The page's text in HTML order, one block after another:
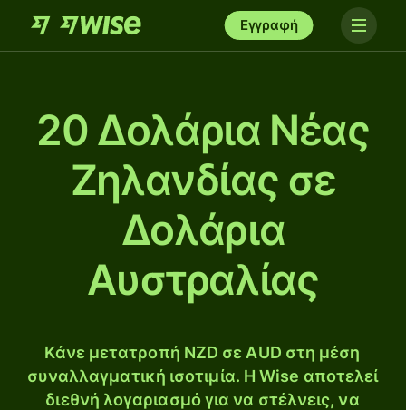
Εγγραφή
20 Δολάρια Νέας
Ζηλανδίας σε
Δολάρια
Αυστραλίας
Κάνε μετατροπή NZD σε AUD στη μέση
συναλλαγματική ισοτιμία. Η Wise αποτελεί
διεθνή λογαριασμό για να στέλνεις, να